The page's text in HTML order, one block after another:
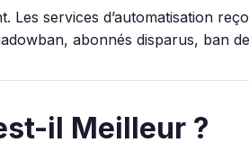
Les services d’automatisation
abonnés disparus, ban
il Meilleur ?